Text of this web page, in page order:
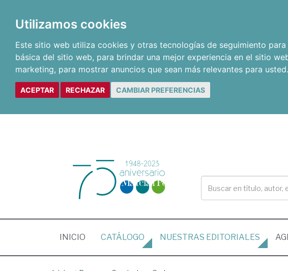
Utilizamos cookies
Este sitio web utiliza cookies y otras tecnologías de seguimiento
básica del sitio web, para brindar una mejor experiencia en el sitio
marketing, para mostrar anuncios que sean más relevantes para usted.
ACEPTAR RECHAZAR CAMBIAR PREFERENCIAS
INICIO (CURRENT)
CATÁLOGO NUESTRAS EDITORIALES